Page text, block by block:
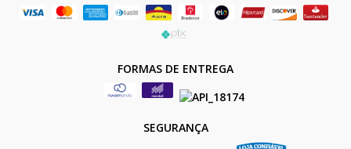
FORMAS DE ENTREGA
SEGURANÇA